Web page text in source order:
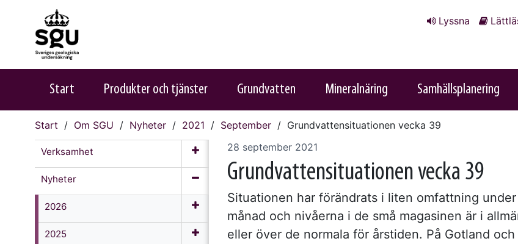
Lyssna
Start Produkter och tjänster Grundvatten Mineralnäring Samhällsplanering
Start Om SGU Nyheter 2021 September Grundvattensituationen vecka 39
Verksamhet
Nyheter
2026
2025
28 september 2021
Grundvattensituationen vecka 39
Situationen har förändrats i liten omfattning
månad och nivåerna i de små magasinen är i
eller över de normala för årstiden. På Gotland och